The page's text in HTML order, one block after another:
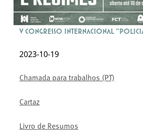
V Congresso Internacional
2023-10-19
Chamada para trabalhos (PT)
Cartaz
Livro de Resumos